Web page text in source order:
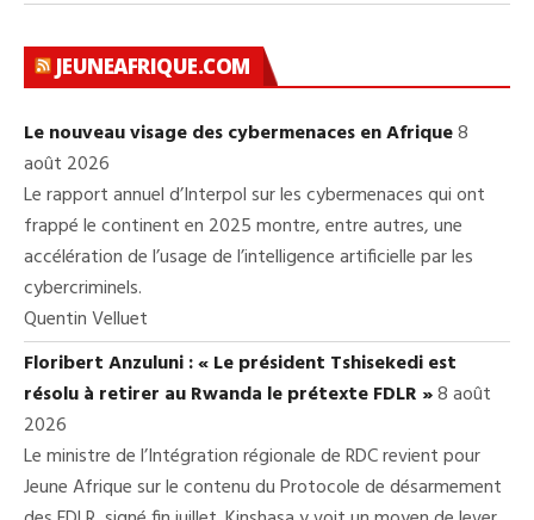
JEUNEAFRIQUE.COM
Le nouveau visage des cybermenaces en Afrique8
août 2026
Le rapport annuel d’Interpol sur les cybermenaces qui ont
frappé le continent en 2025 montre, entre autres, une
accélération de l’usage de l’intelligence artificielle par les
cybercriminels.
Quentin Velluet
Floribert Anzuluni : « Le président Tshisekedi est
résolu à retirer au Rwanda le prétexte FDLR »8 août
2026
Le ministre de l’Intégration régionale de RDC revient pour
Jeune Afrique sur le contenu du Protocole de désarmement